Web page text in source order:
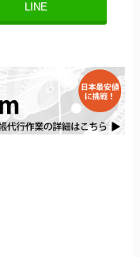
LINE